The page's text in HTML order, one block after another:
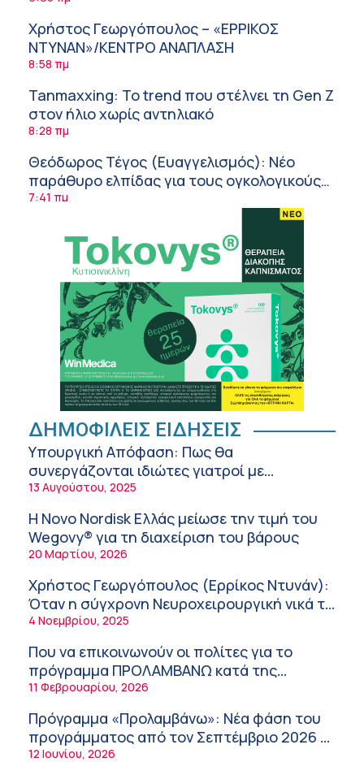
Χρήστος Γεωργόπουλος – «ΕΡΡΙΚΟΣ
ΝΤΥΝΑΝ»/ΚΕΝΤΡΟ ΑΝΑΠΛΑΣΗ
8:58 πμ
Tanmaxxing: To trend που στέλνει τη Gen Z
στον ήλιο χωρίς αντηλιακό
8:28 πμ
Θεόδωρος Τέγος (Ευαγγελισμός): Νέο
παράθυρο ελπίδας για τους ογκολογικούς
ασθενείς μέσω κλινικών δοκιμών
7:41 πμ
από τον Ελληνικό Ερυθρό Σταυρό
Μαρίνα Ραυτοπούλου (ΙΑΤΡΙΚΟ ΚΕΝΤΡΟ):
Εκπαίδευση στον διαβήτη – Ένας πυλώνας
της σύγχρονης φροντίδας
6:56 πμ
Αθανάσιος Μανώλης (Metropolitan
Hospital): Καρδιοπαθείς και καλοκαίρι –
Διακοπές με ασφάλεια
6:20 πμ
Ειρήνη Ζίγκιρη (Ερρίκος Ντυνάν): H θερμική
καταπόνηση στους ηλικιωμένους
εργαζόμενους
6:11 πμ
Σύσκεψη στον ΕΟΦ για την ομαλή
λειτουργία της εφοδιαστικής αλυσίδας των
φαρμάκων στη διάρκεια του καλοκαιριού
12:08 μμ
Μιχάλης Τάτσης, Insurance & Healthcare
Analyst, διευθυντής Επιχειρηματικής
Ανάπτυξης Ομίλου HHG
11:54 πμ
Kavita Patel: Ένα στα πέντε καινοτόμα
φάρμακα φτάνει τελικά στην Ελλάδα
9:21 πμ
Υπάρχει τελικά «δίαιτα θυρεοειδούς»; Τι
λέει η επιστήμη για τη διατροφή και τα
συμπληρώματα
7:38 πμ
Πυρκαγιά στη Δυτική Αττική: Οι κίνδυνοι για
ΔΗΜΟΦΙΛΕΙΣ ΕΙΔΗΣΕΙΣ
Υπουργική Απόφαση: Πως θα
συνεργάζονται ιδιώτες γιατροί με
νοσοκομεία του δημοσίου συστήματος
13 Αυγούστου, 2025
Η Novo Nordisk Ελλάς μείωσε την τιμή του
Wegovy® για τη διαχείριση του βάρους
20 Μαρτίου, 2026
Χρήστος Γεωργόπουλος (Ερρίκος Ντυνάν):
Όταν η σύγχρονη Νευροχειρουργική νικά το
φόβο!
4 Νοεμβρίου, 2025
Που να επικοινωνούν οι πολίτες για το
πρόγραμμα ΠΡΟΛΑΜΒΑΝΩ κατά της
παχυσαρκίας
11 Φεβρουαρίου, 2026
Πρόγραμμα «Προλαμβάνω»: Νέα φάση του
προγράμματος από τον Σεπτέμβριο 2026 –
Δωρεάν προληπτικές εξετάσεις έως το
12 Ιουνίου, 2026